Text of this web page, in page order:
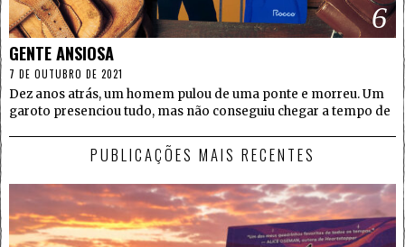
6
GENTE ANSIOSA
7 DE OUTUBRO DE 2021
Dez anos atrás, um homem pulou de uma ponte e morreu. Um
garoto presenciou tudo, mas não conseguiu chegar a tempo de
PUBLICAÇÕES MAIS RECENTES